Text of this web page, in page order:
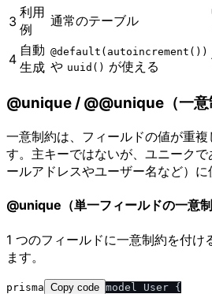
3
利用
例
通常のテーブル
4
自動
生成
@default(autoincrement())
や uuid() が使える
@unique / @@unique（一意
一意制約は、フィールドの値が重
す。主キーではないが、ユニーク
ールアドレスやユーザー名など）に
@unique（単一フィールドの一意制
1 つのフィールドに一意制約を付け
ます。
prisma Copy code model User {